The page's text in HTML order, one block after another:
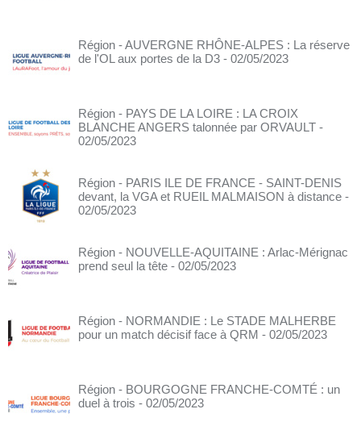
Région - AUVERGNE RHÔNE-ALPES : La réserve
de l'OL aux portes de la D3 - 02/05/2023
Région - PAYS DE LA LOIRE : LA CROIX
BLANCHE ANGERS talonnée par ORVAULT -
02/05/2023
Région - PARIS ILE DE FRANCE - SAINT-DENIS
devant, la VGA et RUEIL MALMAISON à distance -
02/05/2023
Région - NOUVELLE-AQUITAINE : Arlac-Mérignac
prend seul la tête - 02/05/2023
Région - NORMANDIE : Le STADE MALHERBE
pour un match décisif face à QRM - 02/05/2023
Région - BOURGOGNE FRANCHE-COMTÉ : un
duel à trois - 02/05/2023